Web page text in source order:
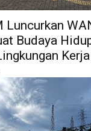
Luncurkan
Budaya
Kerja